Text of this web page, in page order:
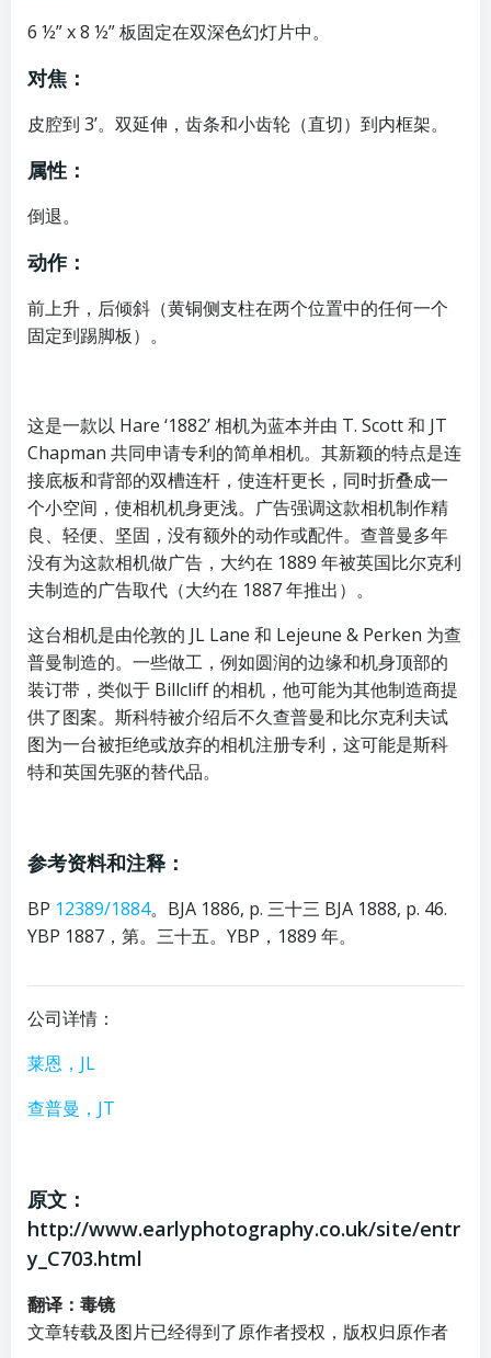
6 ½” x 8 ½” 板固定在双深色幻灯片中。
对焦：
皮腔到 3’。双延伸，齿条和小齿轮（直切）到内框架。
属性：
倒退。
动作：
前上升，后倾斜（黄铜侧支柱在两个位置中的任何一个
固定到踢脚板）。
这是一款以 Hare ‘1882’ 相机为蓝本并由 T. Scott 和 JT
Chapman 共同申请专利的简单相机。其新颖的特点是连
接底板和背部的双槽连杆，使连杆更长，同时折叠成一
个小空间，使相机机身更浅。广告强调这款相机制作精
良、轻便、坚固，没有额外的动作或配件。查普曼多年
没有为这款相机做广告，大约在 1889 年被英国比尔克利
夫制造的广告取代（大约在 1887 年推出）。
这台相机是由伦敦的 JL Lane 和 Lejeune & Perken 为查
普曼制造的。一些做工，例如圆润的边缘和机身顶部的
装订带，类似于 Billcliff 的相机，他可能为其他制造商提
供了图案。斯科特被介绍后不久查普曼和比尔克利夫试
图为一台被拒绝或放弃的相机注册专利，这可能是斯科
特和英国先驱的替代品。
参考资料和注释：
BP 12389/1884。BJA 1886, p. 三十三 BJA 1888, p. 46.
YBP 1887，第。三十五。YBP，1889 年。
公司详情：
莱恩，JL
查普曼，JT
原文：
http://www.earlyphotography.co.uk/site/entr
y_C703.html
翻译：毒镜
文章转载及图片已经得到了原作者授权，版权归原作者